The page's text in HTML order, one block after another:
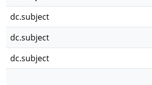
dc.subject
dc.subject
dc.subject